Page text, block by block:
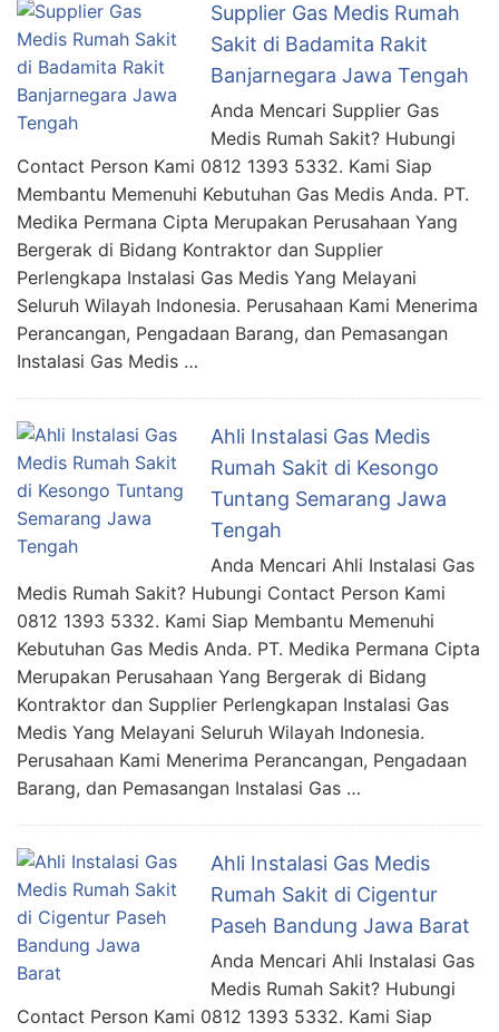
Supplier Gas Medis Rumah
Sakit di Badamita Rakit
Banjarnegara Jawa Tengah
Anda Mencari Supplier Gas
Medis Rumah Sakit? Hubungi
Contact Person Kami 0812 1393 5332. Kami Siap
Membantu Memenuhi Kebutuhan Gas Medis Anda. PT.
Medika Permana Cipta Merupakan Perusahaan Yang
Bergerak di Bidang Kontraktor dan Supplier
Perlengkapa Instalasi Gas Medis Yang Melayani
Seluruh Wilayah Indonesia. Perusahaan Kami Menerima
Perancangan, Pengadaan Barang, dan Pemasangan
Instalasi Gas Medis …
Ahli Instalasi Gas Medis
Rumah Sakit di Kesongo
Tuntang Semarang Jawa
Tengah
Anda Mencari Ahli Instalasi Gas
Medis Rumah Sakit? Hubungi Contact Person Kami
0812 1393 5332. Kami Siap Membantu Memenuhi
Kebutuhan Gas Medis Anda. PT. Medika Permana Cipta
Merupakan Perusahaan Yang Bergerak di Bidang
Kontraktor dan Supplier Perlengkapan Instalasi Gas
Medis Yang Melayani Seluruh Wilayah Indonesia.
Perusahaan Kami Menerima Perancangan, Pengadaan
Barang, dan Pemasangan Instalasi Gas …
Ahli Instalasi Gas Medis
Rumah Sakit di Cigentur
Paseh Bandung Jawa Barat
Anda Mencari Ahli Instalasi Gas
Medis Rumah Sakit? Hubungi
Contact Person Kami 0812 1393 5332. Kami Siap